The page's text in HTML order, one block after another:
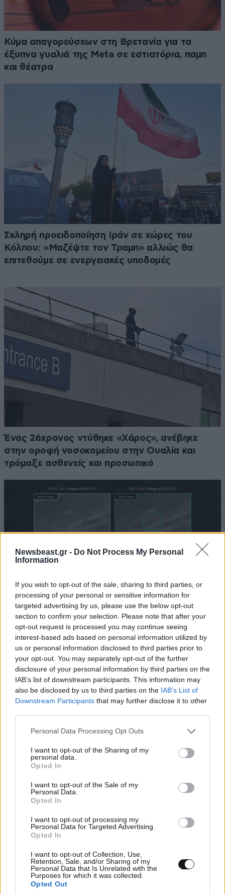
Newsbeast.gr - Do Not Process My Personal
Information
If you wish to opt-out of the sale, sharing to third parties, or
processing of your personal or sensitive information for
targeted advertising by us, please use the below opt-out
section to confirm your selection. Please note that after your
opt-out request is processed you may continue seeing
interest-based ads based on personal information utilized by
us or personal information disclosed to third parties prior to
your opt-out. You may separately opt-out of the further
disclosure of your personal information by third parties on the
IAB’s list of downstream participants. This information may
also be disclosed by us to third parties on the IAB’s List of
Downstream Participants that may further disclose it to other
Please note that this website/app uses one or more Google
not limited to your visit or usage behaviour. You may click to
grant or deny consent to Google and its third-party tags to
use your data for below specified purposes in below Google
consent section.
Personal Data Processing Opt Outs
I want to opt-out of the Sharing of my
personal data.
Opted In
I want to opt-out of the Sale of my
Personal Data.
Opted In
I want to opt-out of processing my
Personal Data for Targeted Advertising.
Opted In
I want to opt-out of Collection, Use,
Retention, Sale, and/or Sharing of my
Personal Data that Is Unrelated with the
Purposes for which it was collected.
Opted Out
Κύμα απαγορεύσεων στη Βρετανία για τα
έξυπνα γυαλιά της Meta σε εστιατόρια, παμπ
και θέατρα
Σκληρή προειδοποίηση Ιράν σε χώρες του
Κόλπου: «Μαζέψτε τον Τραμπ» αλλιώς θα
επιτεθούμε σε ενεργειακές υποδομές
Ένας 26χρονος ντύθηκε «Χάρος», ανέβηκε
στην οροφή νοσοκομείου στην Ουαλία και
τρόμαξε ασθενείς και προσωπικό
Το αποτύπωμα που άφησε το ανεξέλεγκτο
τμήμα πυραύλου της SpaceX όταν
προσέκρουσε στη Σελήνη – Εικόνες πριν και
μετά
Ακολουθήστε τοNEWSBEASTστο
Google News